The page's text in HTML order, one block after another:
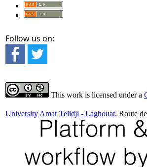
Follow us on:
This work is licensed under a
University Amar Telidji - Laghouat. Route